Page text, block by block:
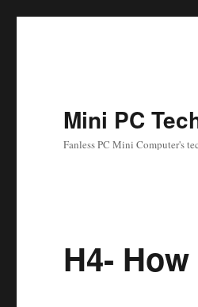
Mini PC
Fanless PC Mini Computer's
H4-